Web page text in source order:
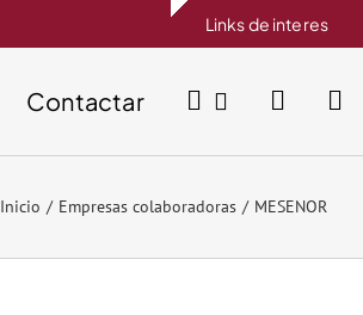
Links de interes
Contactar
Inicio Empresas colaboradoras MESENOR